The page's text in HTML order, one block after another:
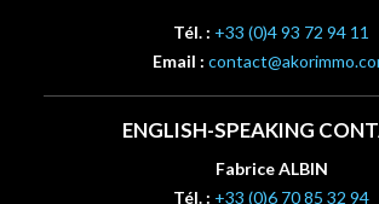
Tél. : +33 (0)4 93 72 94 11
Email :
ENGLISH-SPEAKING
Fabrice ALBIN
Tél. : +33 (0)6 70 85 32 94